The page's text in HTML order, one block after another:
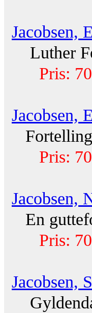
Jacobsen,
Luther
Pris:
Jacobsen,
Fortelling
Pris:
Jacobsen,
En
Pris:
Jacobsen,